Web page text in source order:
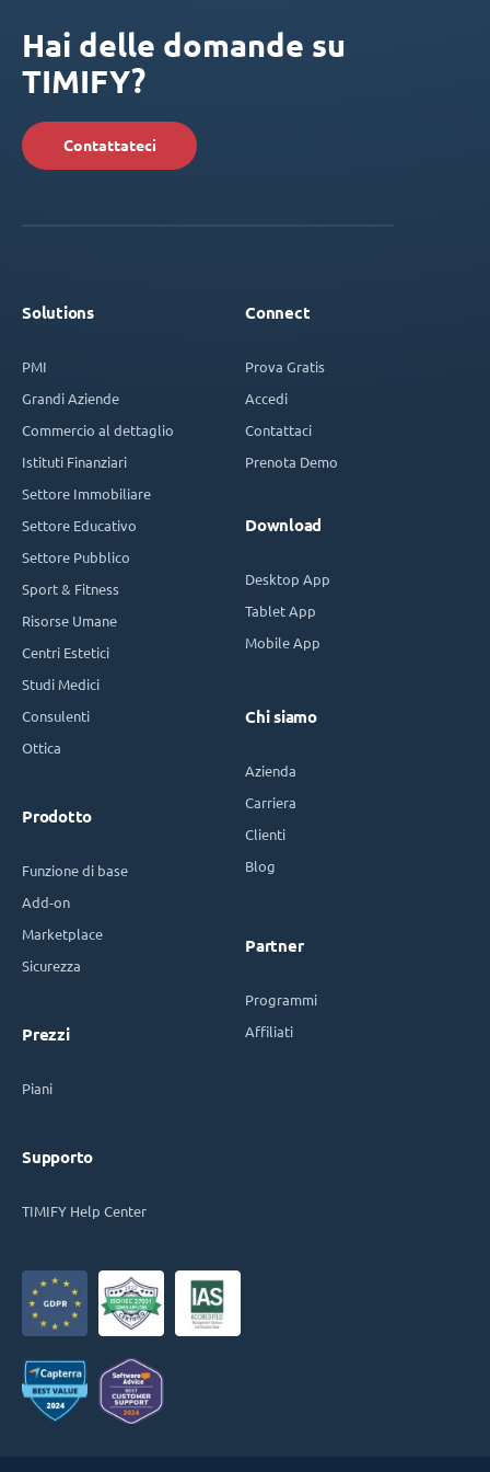
Hai delle domande su
TIMIFY?
Contattateci
Solutions
PMI
Grandi Aziende
Commercio al dettaglio
Istituti Finanziari
Settore Immobiliare
Settore Educativo
Settore Pubblico
Sport & Fitness
Risorse Umane
Centri Estetici
Studi Medici
Consulenti
Ottica
Prodotto
Funzione di base
Add-on
Marketplace
Sicurezza
Prezzi
Piani
Supporto
TIMIFY Help Center
Connect
Prova Gratis
Accedi
Contattaci
Prenota Demo
Download
Desktop App
Tablet App
Mobile App
Chi siamo
Azienda
Carriera
Clienti
Blog
Partner
Programmi
Affiliati